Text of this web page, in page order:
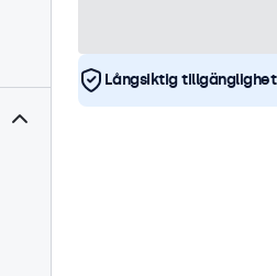
Långsiktig tillgänglighet